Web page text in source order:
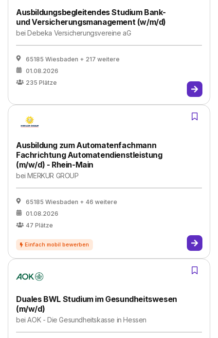
Ausbildungsbegleitendes Studium Bank-
und Versicherungsmanagement (w/m/d)
beiDebeka Versicherungsvereine aG
65185 Wiesbaden + 217 weitere
01.08.2026
235 Plätze
Ausbildung zum Automatenfachmann
Fachrichtung Automatendienstleistung
(m/w/d) - Rhein-Main
beiMERKUR GROUP
65185 Wiesbaden + 46 weitere
01.08.2026
47 Plätze
Duales BWL Studium im Gesundheitswesen
(m/w/d)
beiAOK - Die Gesundheitskasse in Hessen